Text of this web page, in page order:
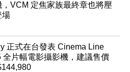
，VCM 定焦家族最終章也將壓
場
正式在台發表 Cinema Line
全片幅電影攝影機，建議售價